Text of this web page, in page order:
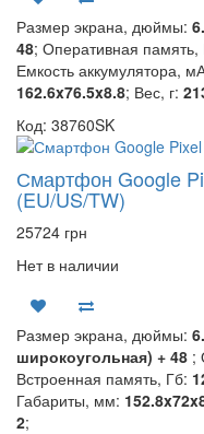
Размер экрана, дюймы:
48; Оперативная память,
Емкость аккумулятора,
162.6x76.5x8.8; Вес, г:
Код: 38760SK
Смартфон Google
(EU/US/TW)
25724 грн
Нет в наличии
Размер экрана, дюймы:
широкоугольная) + 48 ;
Встроенная память, Гб:
Габариты, мм:
2;